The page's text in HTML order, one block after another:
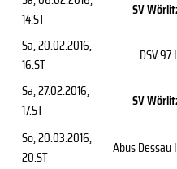
14.ST
SV
Sa, 20.02.2016,
16.ST
DSV 97
Sa, 27.02.2016,
17.ST
SV
So, 20.03.2016,
20.ST
Abus Dessau